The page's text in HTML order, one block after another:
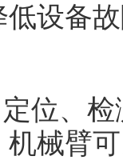
设备
位、
械臂